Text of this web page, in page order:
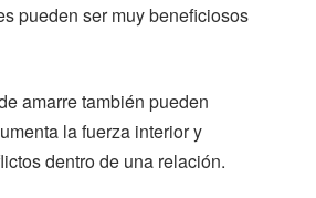
pueden ser muy beneficiosos
amarre también pueden
la fuerza interior y
dentro de una relación.